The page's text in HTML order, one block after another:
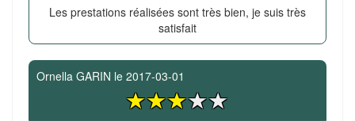
Les prestations réalisées sont très bien, je suis très
satisfait
Ornella GARIN le 2017-03-01